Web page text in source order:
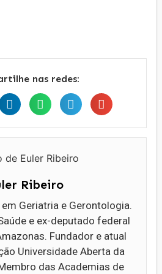
nas redes:
Ribeiro
Geriatria e Gerontologia.
e ex-deputado federal
Fundador e atual
Universidade Aberta da
das Academias de